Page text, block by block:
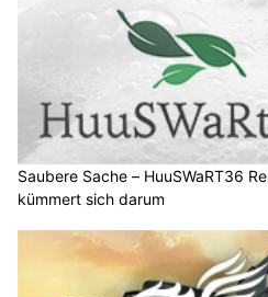
Saubere Sache – HuuSWaRT36
kümmert sich darum